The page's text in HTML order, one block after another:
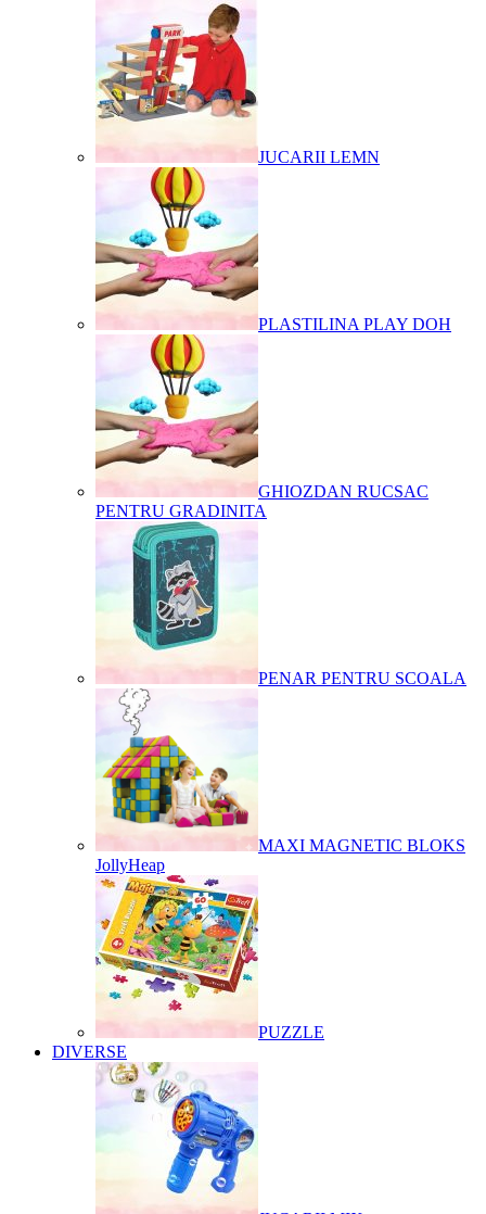
JUCARII LEMN
PLASTILINA PLAY DOH
GHIOZDAN RUCSAC
PENTRU GRADINITA
PENAR PENTRU SCOALA
MAXI MAGNETIC BLOKS
JollyHeap
PUZZLE
DIVERSE